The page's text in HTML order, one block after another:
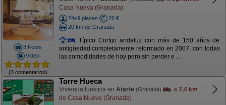
8 Fotos
Video
(3 comentarios)
Casa Nueva (Granada)
24+9 plazas
26 €
20 km de Granada
Típico Cortijo andaluz con más de 150 años de
antigüedad completamente reformado en 2007, con todas
las comodidades de hoy pero sin perder e ...
Torre Hueca
Vivienda turística en Atarfe (Granada) a 7,4 km
de Casa Nueva (Granada)